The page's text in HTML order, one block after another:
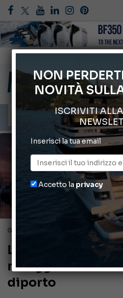
Gommoni
66° Salone Nautico
Svelati i Mondiali
Cannes Yachting Festival 2026:
Montecristo Yachting,
Giugno 25, 2025
L’IVA nella
noleggio di
diporto
NON
NOVITÀ
ISCRIVITI
Inserisci la tua email
Accetto la privacy